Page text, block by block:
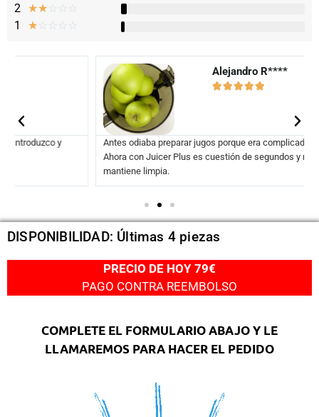
2 ☆☆☆ ☆ ☆
1 ☆☆ ☆ ☆ ☆
Alejandro R****​
  
Antes odiaba preparar jugos porque era complicado y desordenado
Ahora con Juicer Plus es cuestión de segundos y mi cocina se
DISPONIBILIDAD: Últimas 4 piezas
PRECIO DE HOY 79€
PAGO CONTRA REEMBOLSO
COMPLETE EL FORMULARIO ABAJO Y LE
LLAMAREMOS PARA HACER EL PEDIDO